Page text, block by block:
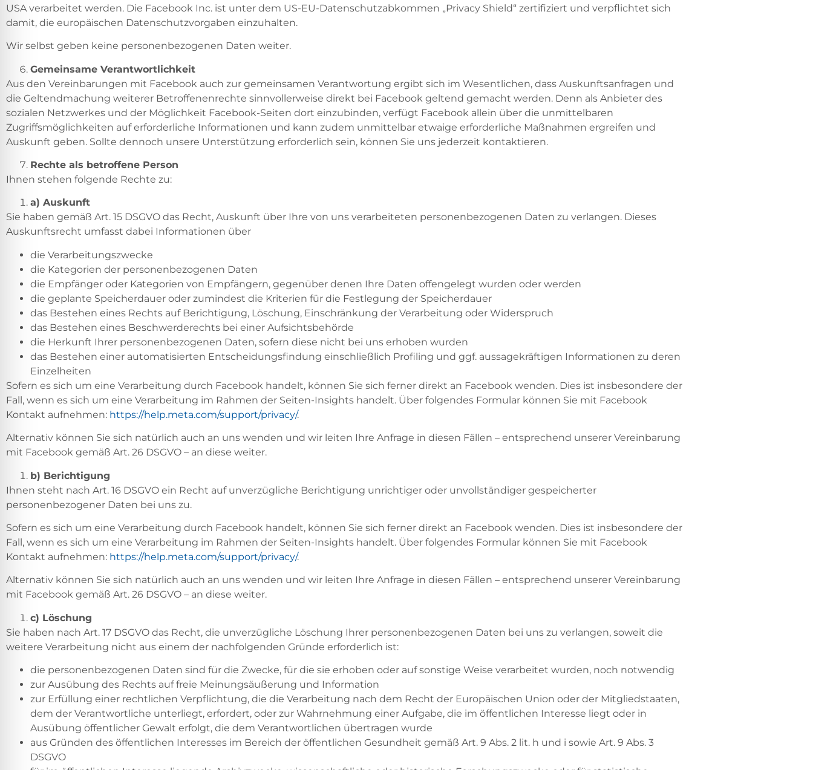
USA verarbeitet werden. Die Facebook Inc. ist unter dem US-EU-Datenschutzabkommen „Privacy Shield“ zertifiziert und verpflichtet sich
damit, die europäischen Datenschutzvorgaben einzuhalten.
Wir selbst geben keine personenbezogenen Daten weiter.
Gemeinsame Verantwortlichkeit
Aus den Vereinbarungen mit Facebook auch zur gemeinsamen Verantwortung ergibt sich im Wesentlichen, dass Auskunftsanfragen und
die Geltendmachung weiterer Betroffenenrechte sinnvollerweise direkt bei Facebook geltend gemacht werden. Denn als Anbieter des
sozialen Netzwerkes und der Möglichkeit Facebook-Seiten dort einzubinden, verfügt Facebook allein über die unmittelbaren
Zugriffsmöglichkeiten auf erforderliche Informationen und kann zudem unmittelbar etwaige erforderliche Maßnahmen ergreifen und
Auskunft geben. Sollte dennoch unsere Unterstützung erforderlich sein, können Sie uns jederzeit kontaktieren.
Rechte als betroffene Person
Ihnen stehen folgende Rechte zu:
a) Auskunft
Sie haben gemäß Art. 15 DSGVO das Recht, Auskunft über Ihre von uns verarbeiteten personenbezogenen Daten zu verlangen. Dieses
Auskunftsrecht umfasst dabei Informationen über
die Verarbeitungszwecke
die Kategorien der personenbezogenen Daten
die Empfänger oder Kategorien von Empfängern, gegenüber denen Ihre Daten offengelegt wurden oder werden
die geplante Speicherdauer oder zumindest die Kriterien für die Festlegung der Speicherdauer
das Bestehen eines Rechts auf Berichtigung, Löschung, Einschränkung der Verarbeitung oder Widerspruch
das Bestehen eines Beschwerderechts bei einer Aufsichtsbehörde
die Herkunft Ihrer personenbezogenen Daten, sofern diese nicht bei uns erhoben wurden
das Bestehen einer automatisierten Entscheidungsfindung einschließlich Profiling und ggf. aussagekräftigen Informationen zu deren
Einzelheiten
Sofern es sich um eine Verarbeitung durch Facebook handelt, können Sie sich ferner direkt an Facebook wenden. Dies ist insbesondere der
Fall, wenn es sich um eine Verarbeitung im Rahmen der Seiten-Insights handelt. Über folgendes Formular können Sie mit Facebook
Kontakt aufnehmen: https://help.meta.com/support/privacy/.
Alternativ können Sie sich natürlich auch an uns wenden und wir leiten Ihre Anfrage in diesen Fällen – entsprechend unserer Vereinbarung
mit Facebook gemäß Art. 26 DSGVO – an diese weiter.
b) Berichtigung
Ihnen steht nach Art. 16 DSGVO ein Recht auf unverzügliche Berichtigung unrichtiger oder unvollständiger gespeicherter
personenbezogener Daten bei uns zu.
Sofern es sich um eine Verarbeitung durch Facebook handelt, können Sie sich ferner direkt an Facebook wenden. Dies ist insbesondere der
Fall, wenn es sich um eine Verarbeitung im Rahmen der Seiten-Insights handelt. Über folgendes Formular können Sie mit Facebook
Kontakt aufnehmen: https://help.meta.com/support/privacy/.
Alternativ können Sie sich natürlich auch an uns wenden und wir leiten Ihre Anfrage in diesen Fällen – entsprechend unserer Vereinbarung
mit Facebook gemäß Art. 26 DSGVO – an diese weiter.
c) Löschung
Sie haben nach Art. 17 DSGVO das Recht, die unverzügliche Löschung Ihrer personenbezogenen Daten bei uns zu verlangen, soweit die
weitere Verarbeitung nicht aus einem der nachfolgenden Gründe erforderlich ist:
die personenbezogenen Daten sind für die Zwecke, für die sie erhoben oder auf sonstige Weise verarbeitet wurden, noch notwendig
zur Ausübung des Rechts auf freie Meinungsäußerung und Information
zur Erfüllung einer rechtlichen Verpflichtung, die die Verarbeitung nach dem Recht der Europäischen Union oder der Mitgliedstaaten,
dem der Verantwortliche unterliegt, erfordert, oder zur Wahrnehmung einer Aufgabe, die im öffentlichen Interesse liegt oder in
Ausübung öffentlicher Gewalt erfolgt, die dem Verantwortlichen übertragen wurde
aus Gründen des öffentlichen Interesses im Bereich der öffentlichen Gesundheit gemäß Art. 9 Abs. 2 lit. h und i sowie Art. 9 Abs. 3
DSGVO